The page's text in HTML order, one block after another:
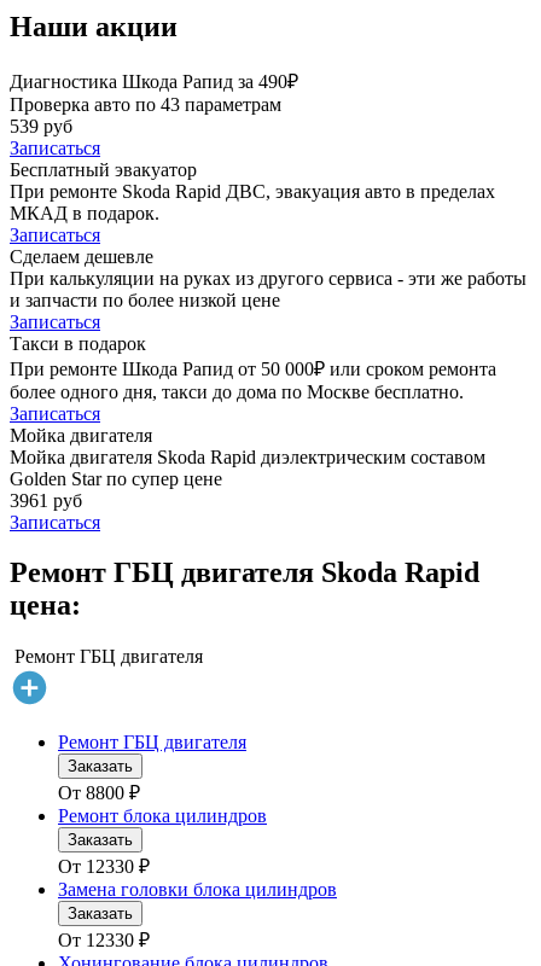
Наши акции
Диагностика Шкода Рапид за 490₽
Проверка авто по 43 параметрам
539 руб
Записаться
Бесплатный эвакуатор
При ремонте Skoda Rapid ДВС, эвакуация авто в пределах
МКАД в подарок.
Записаться
Сделаем дешевле
При калькуляции на руках из другого сервиса - эти же работы
и запчасти по более низкой цене
Записаться
Такси в подарок
При ремонте Шкода Рапид от 50 000₽ или сроком ремонта
более одного дня, такси до дома по Москве бесплатно.
Записаться
Мойка двигателя
Мойка двигателя Skoda Rapid диэлектрическим составом
Golden Star по супер цене
3961 руб
Записаться
Ремонт ГБЦ двигателя Skoda Rapid
цена:
Ремонт ГБЦ двигателя
Ремонт ГБЦ двигателя
Заказать
От 8800 ₽
Ремонт блока цилиндров
Заказать
От 12330 ₽
Замена головки блока цилиндров
Заказать
От 12330 ₽